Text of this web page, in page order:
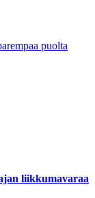
puolta
liikkumavaraa